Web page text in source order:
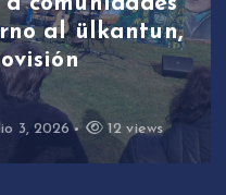
al ülkantun,
3, 2026 12 views